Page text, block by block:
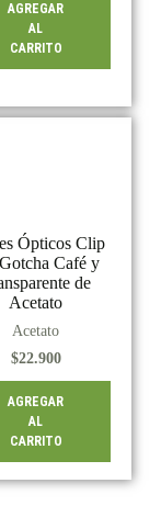
AGREGAR
AL
CARRITO
Ópticos Clip
Café y
de
Acetato
Acetato
$22.900
AGREGAR
AL
CARRITO